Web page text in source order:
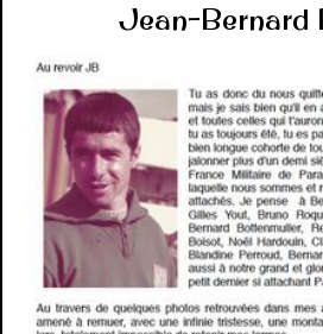
Historique
Histoire des Joinvillais
Valeurs
Presse
Paris 2024
Jean-Bernard